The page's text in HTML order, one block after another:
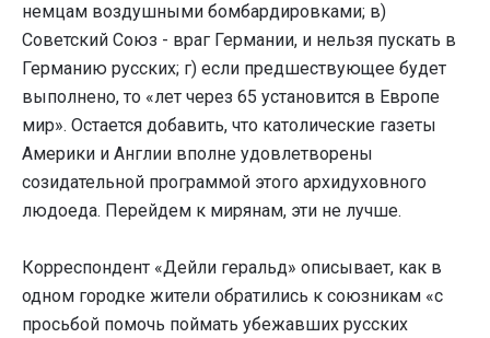
немцам воздушными бомбардировками; в)
Советский Союз - враг Германии, и нельзя пускать в
Германию русских; г) если предшествующее будет
выполнено, то «лет через 65 установится в Европе
мир». Остается добавить, что католические газеты
Америки и Англии вполне удовлетворены
созидательной программой этого архидуховного
людоеда. Перейдем к мирянам, эти не лучше.
Корреспондент «Дейли геральд» описывает, как в
одном городке жители обратились к союзникам «с
просьбой помочь поймать убежавших русских